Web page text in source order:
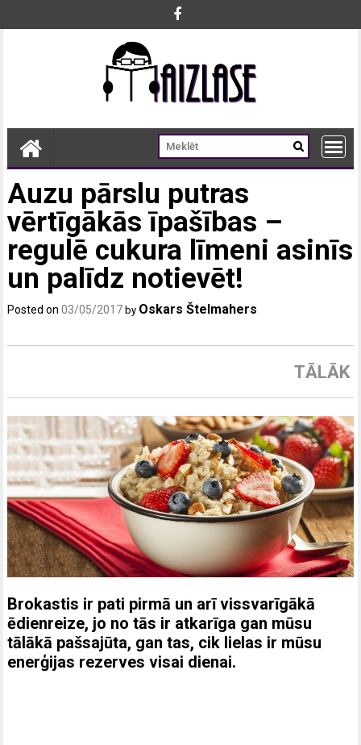
Auzu pārslu putras
vērtīgākās īpašības –
regulē cukura līmeni asinīs
un palīdz notievēt!
Posted on03/05/2017 by Oskars Štelmahers
TĀLĀK
Brokastis ir pati pirmā un arī vissvarīgākā
ēdienreize, jo no tās ir atkarīga gan mūsu
tālākā pašsajūta, gan tas, cik lielas ir mūsu
enerģijas rezerves visai dienai.